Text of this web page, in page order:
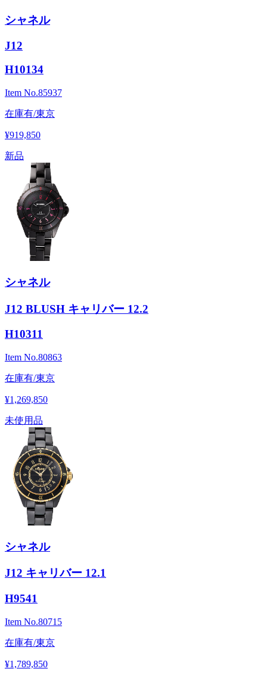
シャネル
J12
H10134
Item No.85937
在庫有/東京
¥919,850
新品
シャネル
J12 BLUSH キャリバー 12.2
H10311
Item No.80863
在庫有/東京
¥1,269,850
未使用品
シャネル
J12 キャリバー 12.1
H9541
Item No.80715
在庫有/東京
¥1,789,850